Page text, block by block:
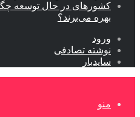
کشورهای در حال توسعه
بهره می‌برند؟
ورود
نوشته تصادفی
سایدبار
منو